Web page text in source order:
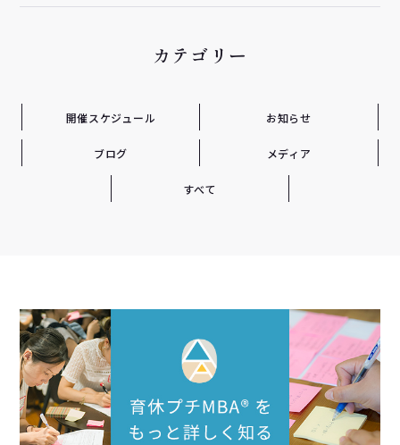
カテゴリー
開催スケジュール お知らせ
ブログ メディア
すべて